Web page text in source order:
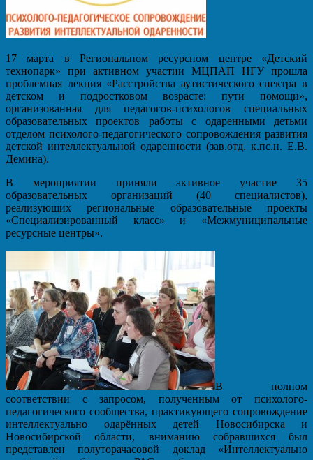
17 марта в Региональном ресурсном центре «Детский
технопарк» при активном участии МЦПАП НГУ прошла
проблемная лекция «Расстройства аутистического спектра в
детском и подростковом возрасте: пути помощи»,
организованная для педагогов-психологов специальных
образовательных проектов работы с одаренными детьми
отделом психолого-педагогического сопровождения развития
детской интеллектуальной одаренности (зав.отд. к.пс.н. Е.В.
Демина).
В мероприятии приняли активное участие 35
образовательных организаций (40 специалистов),
реализующих региональные образовательные проекты
«Специализированный класс» и «Межмуниципальные
ресурсные центры».
В полном
соответствии с запросом, полученным от психолого-
педагогического сообщества, практикующего сопровождение
интеллектуально одарённых детей Новосибирска и
Новосибирской области, вниманию собравшихся был
представлен полуторачасовой доклад «Интеллектуально